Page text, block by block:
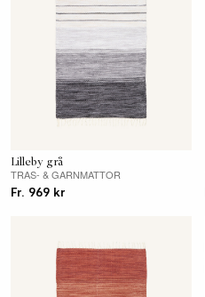
Lilleby grå
TRAS- & GARNMATTOR
Fr. 969 kr